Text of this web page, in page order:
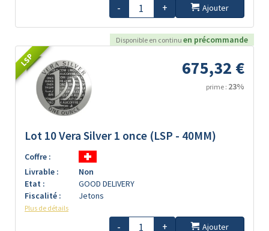
- + Ajouter
Disponible en continu en précommande
LSP 675,32 €
prime : 23%
Lot 10 Vera Silver 1 once (LSP - 40MM)
Coffre :
Livrable :
Non
Etat :
GOOD DELIVERY
Fiscalité :
Jetons
Plus de détails
- + Ajouter